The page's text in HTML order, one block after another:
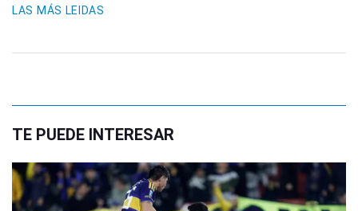
LAS MÁS LEIDAS
TE PUEDE INTERESAR